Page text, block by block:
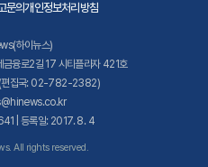
문의개인정보처리방침
하이뉴스)
금융로2길 17 시티플라자 421호
집국: 02-782-2382)
| 등록일: 2017. 8. 4
All rights reserved.